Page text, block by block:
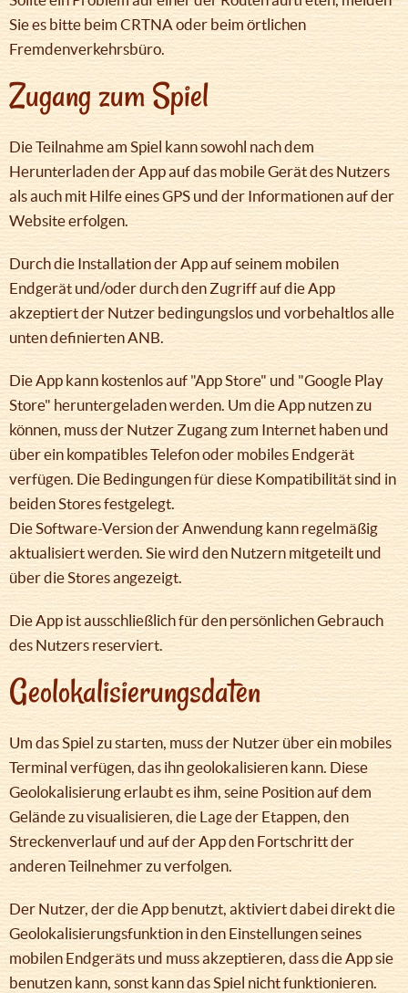
Sie es bitte beim CRTNA oder beim örtlichen
Fremdenverkehrsbüro.
Zugang zum Spiel
Die Teilnahme am Spiel kann sowohl nach dem
Herunterladen der App auf das mobile Gerät des Nutzers
als auch mit Hilfe eines GPS und der Informationen auf der
Website erfolgen.
Durch die Installation der App auf seinem mobilen
Endgerät und/oder durch den Zugriff auf die App
akzeptiert der Nutzer bedingungslos und vorbehaltlos alle
unten definierten ANB.
Die App kann kostenlos auf "App Store" und "Google Play
Store" heruntergeladen werden. Um die App nutzen zu
können, muss der Nutzer Zugang zum Internet haben und
über ein kompatibles Telefon oder mobiles Endgerät
verfügen. Die Bedingungen für diese Kompatibilität sind in
beiden Stores festgelegt.
Die Software-Version der Anwendung kann regelmäßig
aktualisiert werden. Sie wird den Nutzern mitgeteilt und
über die Stores angezeigt.
Die App ist ausschließlich für den persönlichen Gebrauch
des Nutzers reserviert.
Geolokalisierungsdaten
Um das Spiel zu starten, muss der Nutzer über ein mobiles
Terminal verfügen, das ihn geolokalisieren kann. Diese
Geolokalisierung erlaubt es ihm, seine Position auf dem
Gelände zu visualisieren, die Lage der Etappen, den
Streckenverlauf und auf der App den Fortschritt der
anderen Teilnehmer zu verfolgen.
Der Nutzer, der die App benutzt, aktiviert dabei direkt die
Geolokalisierungsfunktion in den Einstellungen seines
mobilen Endgeräts und muss akzeptieren, dass die App sie
benutzen kann, sonst kann das Spiel nicht funktionieren.